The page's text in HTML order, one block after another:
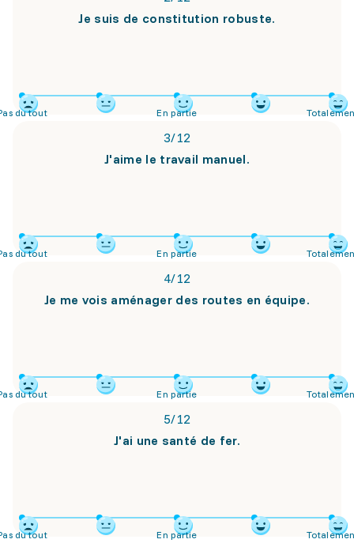
Je suis de constitution robuste.
du tout En partie
3/12
J'aime le travail manuel.
du tout En partie
4/12
Je me vois aménager des routes en équipe.
du tout En partie
5/12
J'ai une santé de fer.
du tout En partie